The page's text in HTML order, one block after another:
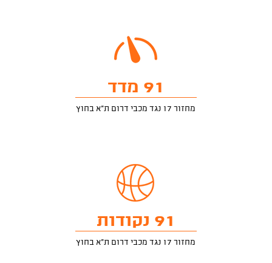
91 מדד
מחזור 17 נגד מכבי דרום ת"א בחוץ
91 נקודות
מחזור 17 נגד מכבי דרום ת"א בחוץ